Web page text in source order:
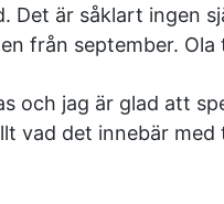
Det är såklart ingen
från september. Ola
och jag är glad att
vad det innebär